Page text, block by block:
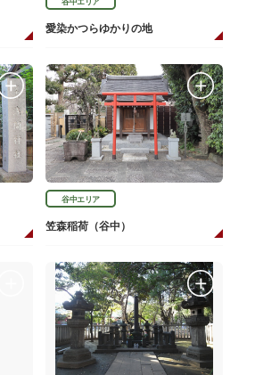
谷中エリア
愛染かつらゆかりの地
谷中エリア
笠森稲荷（谷中）